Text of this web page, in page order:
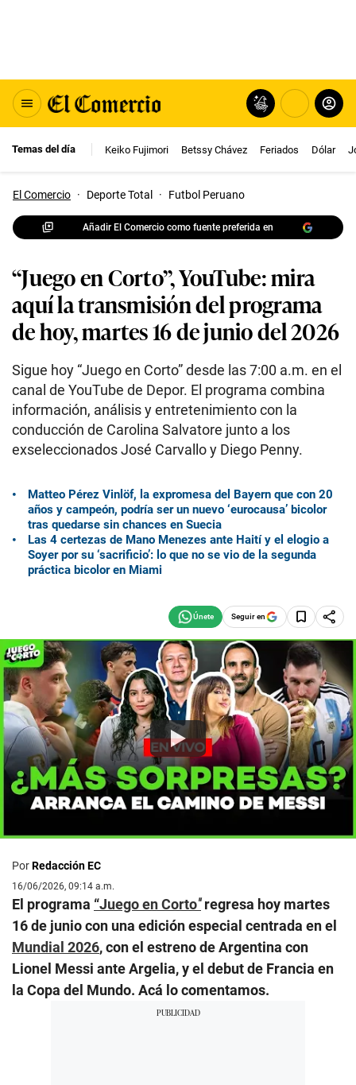
Temas del día Keiko Fujimori Betssy Chávez Feriados Dólar
El Comercio · Deporte Total · Futbol Peruano
Añadir El Comercio como fuente preferida en
“Juego en Corto”, YouTube: mira
aquí la transmisión del programa
de hoy, martes 16 de junio del 2026
Sigue hoy “Juego en Corto” desde las 7:00 a.m. en el
canal de YouTube de Depor. El programa combina
información, análisis y entretenimiento con la
conducción de Carolina Salvatore junto a los
exseleccionados José Carvallo y Diego Penny.
Matteo Pérez Vinlöf, la expromesa del Bayern que con 20
años y campeón, podría ser un nuevo ‘eurocausa’ bicolor
tras quedarse sin chances en Suecia
Las 4 certezas de Mano Menezes ante Haití y el elogio a
Soyer por su ‘sacrificio’: lo que no se vio de la segunda
práctica bicolor en Miami
Seguir en
PorRedacción EC
16/06/2026, 09:14 a.m.
El programa “Juego en Corto"regresa hoy martes
16 de junio con una edición especial centrada en el
Mundial 2026, con el estreno de Argentina con
Lionel Messi ante Argelia, y el debut de Francia en
la Copa del Mundo. Acá lo comentamos.